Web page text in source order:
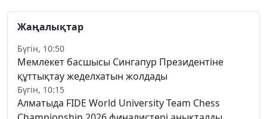
Жаңалықтар
Бүгін, 10:50
Мемлекет басшысы Сингапур Президентіне
құттықтау жеделхатын жолдады
Бүгін, 10:15
Алматыда FIDE World University Team Chess